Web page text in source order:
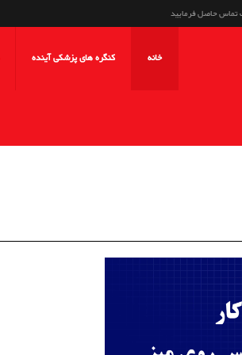
حاصل فرمایید
خانه کنگره های پزشکی آینده